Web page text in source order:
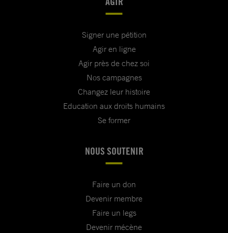
Signer une pétition
Agir en ligne
Agir près de chez soi
Nos campagnes
Changez leur histoire
Education aux droits humains
Se former
NOUS SOUTENIR
Faire un don
Devenir membre
Faire un legs
Devenir mécène